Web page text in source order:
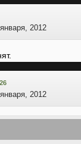
2012
26
2012